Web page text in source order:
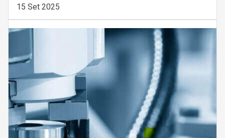
15 Set 2025